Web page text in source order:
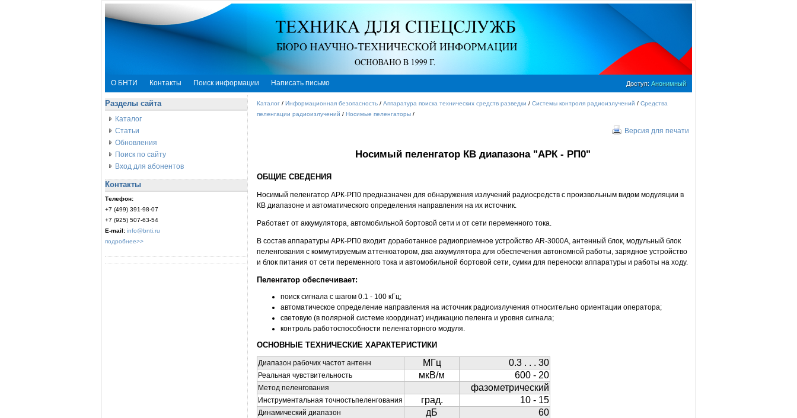
О БНТИ Контакты Поиск информации Написать письмо Доступ: Анонимный
Разделы сайта
Каталог
Статьи
Обновления
Поиск по сайту
Вход для абонентов
Контакты
Телефон:
+7 (499) 391-98-07
+7 (925) 507-63-54
E-mail: info@bnti.ru
подробнее>>
Каталог / Информационная безопасность / Аппаратура поиска технических средств разведки / Системы контроля радиоизлучений / Средства
пеленгации радиоизлучений / Носимые пеленгаторы /
Версия для печати
Носимый пеленгатор КВ диапазона "АРК - РП0"
ОБЩИЕ СВЕДЕНИЯ
Носимый пеленгатор АРК-РП0 предназначен для обнаружения излучений радиосредств с произвольным видом модуляции в
КВ диапазоне и автоматического определения направления на их источник.
Работает от аккумулятора, автомобильной бортовой сети и от сети переменного тока.
В состав аппаратуры АРК-РП0 входит доработанное радиоприемное устройство AR-3000A, антенный блок, модульный блок
пеленгования с коммутируемым аттенюатором, два аккумулятора для обеспечения автономной работы, зарядное устройство
и блок питания от сети переменного тока и автомобильной бортовой сети, сумки для переноски аппаратуры и работы на ходу.
Пеленгатор обеспечивает:
поиск сигнала с шагом 0.1 - 100 кГц;
автоматическое определение направления на источник радиоизлучения относительно ориентации оператора;
световую (в полярной системе координат) индикацию пеленга и уровня сигнала;
контроль работоспособности пеленгаторного модуля.
ОСНОВНЫЕ ТЕХНИЧЕСКИЕ ХАРАКТЕРИСТИКИ
Диапазон рабочих частот антенн МГц 0.3 . . . 30
Реальная чувствительность мкВ/м 600 - 20
Метод пеленгования фазометрический
Инструментальная точностьпеленгования град. 10 - 15
Динамический диапазон дБ 60